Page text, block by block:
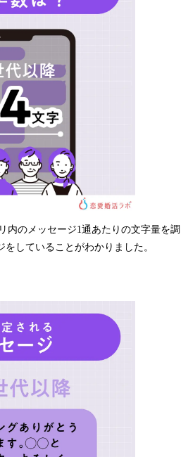
内のメッセージ1通あたりの文字量を調
していることがわかりました。